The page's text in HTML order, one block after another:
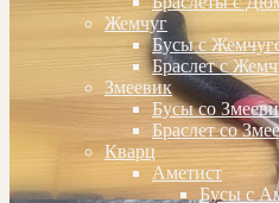
Жемчуг
Бусы с
Браслет с
Змеевик
Бусы со
Браслет со
Кварц
Аметист
Бусы с